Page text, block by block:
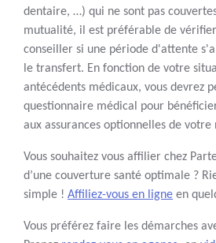
dentaire, …) qui ne sont pas
mutualité, il est préférable de vérifier
conseiller si une période d'attente
le transfert. En fonction de votre
antécédents médicaux, vous devrez
questionnaire médical pour
aux assurances optionnelles de
Vous souhaitez vous affilier chez
d’une couverture santé optimale ?
simple ! Affiliez-vous en ligne en
Vous préférez faire les démarches